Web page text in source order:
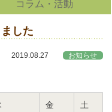
コラム・活動
した
2019.08.27 お知らせ
金 土